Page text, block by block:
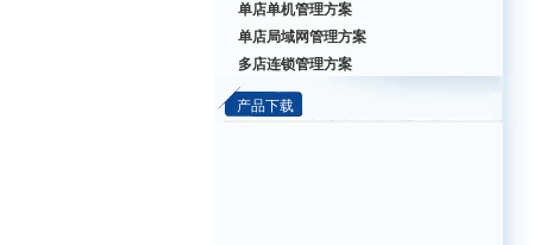
单店单机管理方案
单店局域网管理方案
多店连锁管理方案
产品下载